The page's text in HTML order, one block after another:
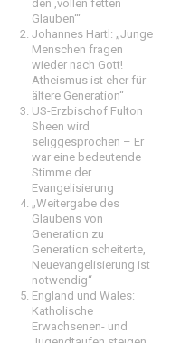
den ‚vollen fetten
Glauben‘“
Johannes Hartl: „Junge
Menschen fragen
wieder nach Gott!
Atheismus ist eher für
ältere Generation“
US-Erzbischof Fulton
Sheen wird
seliggesprochen – Er
war eine bedeutende
Stimme der
Evangelisierung
„Weitergabe des
Glaubens von
Generation zu
Generation scheiterte,
Neuevangelisierung ist
notwendig“
England und Wales:
Katholische
Erwachsenen- und